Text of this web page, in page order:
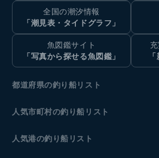
全国の潮汐情報
「潮見表・タイドグラフ」
魚図鑑サイト
「写真から探せる魚図鑑」
都道府県の釣り船リスト
人気市町村の釣り船リスト
人気港の釣り船リスト